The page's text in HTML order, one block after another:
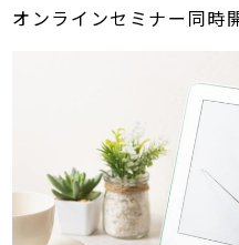
オンラインセミナー同時